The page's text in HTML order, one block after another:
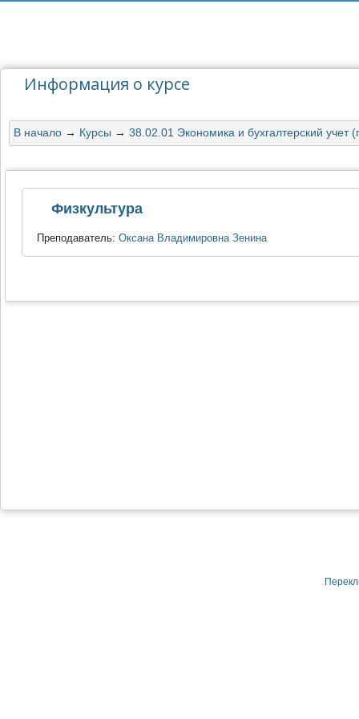
Информация о курсе
В начало → Курсы → 38.02.01 Экономика и бухгалтерский учет
Физкультура
Преподаватель: Оксана Владимировна Зенина